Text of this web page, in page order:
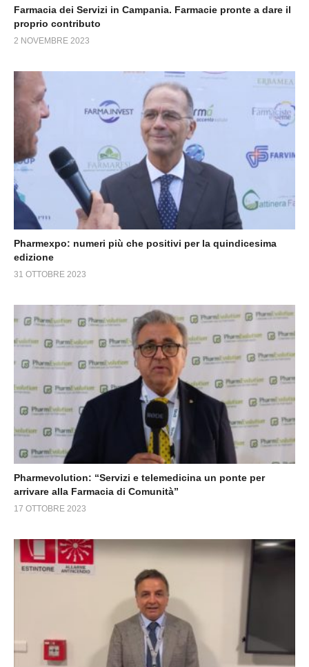
Farmacia dei Servizi in Campania. Farmacie pronte a dare il
proprio contributo
2 NOVEMBRE 2023
Pharmexpo: numeri più che positivi per la quindicesima
edizione
31 OTTOBRE 2023
Pharmevolution: “Servizi e telemedicina un ponte per
arrivare alla Farmacia di Comunità”
17 OTTOBRE 2023